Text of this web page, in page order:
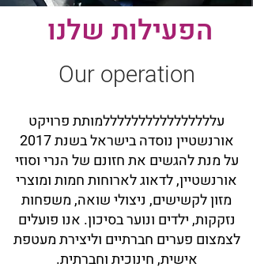
הפעילות שלנו
Our operation
עללללללללללללללללמותת פרויקט
אורנשטיין נוסדה בישראל בשנת 2017
על מנת להגשים את חזונם של הנרי וסוזי
אורנשטיין, לדאוג לארוחות חמות ומוצרי
מזון לקשישים, ניצולי שואה, משפחות
נזקקות, ילדים ונוער בסיכון. אנו פועלים
לצמצום פערים חברתיים וליצירת מעטפת
אישית, חינוכית וחברתית.